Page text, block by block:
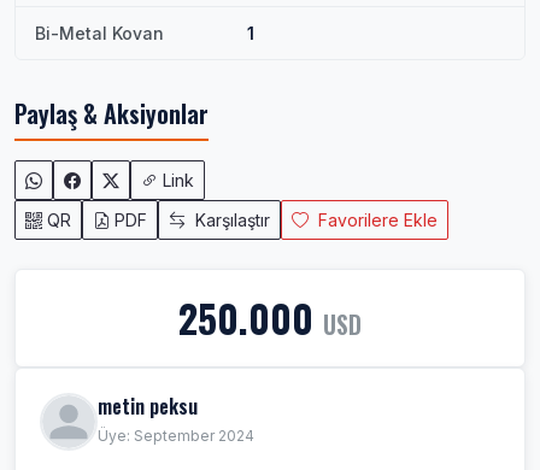
Bi-Metal Kovan 1
Paylaş & Aksiyonlar
Link
QR
PDF Karşılaştır Favorilere Ekle
250.000 USD
metin peksu
Üye: September 2024